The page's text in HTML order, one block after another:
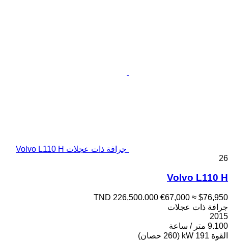
جرافة ذات عجلات Volvo L110 H
26
Volvo L110 H
TND 226,500.000 €67,000 ≈ $76,950
جرافة ذات عجلات
2015
9.100 متر / ساعة
القوة 191 kW (260 حصان)